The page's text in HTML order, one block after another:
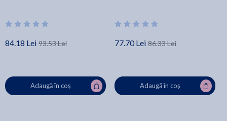
84.18 Lei 93.53 Lei
Adaugă în coș
77.70 Lei 86.33 Lei
Adaugă în coș